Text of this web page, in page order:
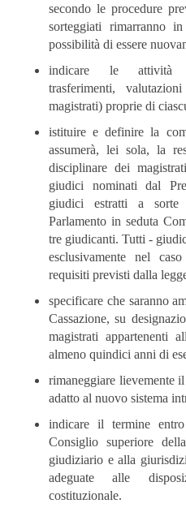
secondo le procedure
sorteggiati rimarranno
possibilità di essere
indicare le attività
trasferimenti,
magistrati) proprie di
istituire e definire la
assumerà, lei sola, la
disciplinare dei
giudici nominati dal
giudici estratti a
Parlamento in seduta
tre giudicanti. Tutti -
esclusivamente nel
requisiti previsti dalla
specificare che saranno
Cassazione, su
magistrati appartenenti
almeno quindici anni di
rimaneggiare lievemente
adatto al nuovo sistema
indicare il termine
Consiglio superiore
giudiziario e alla
adeguate alle
costituzionale.